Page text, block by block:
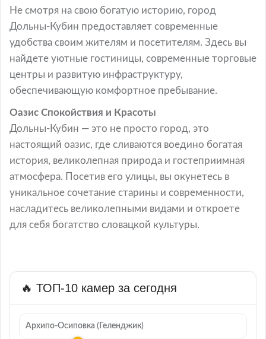
Не смотря на свою богатую историю, город
Дольны-Кубин предоставляет современные
удобства своим жителям и посетителям. Здесь вы
найдете уютные гостиницы, современные торговые
центры и развитую инфраструктуру,
обеспечивающую комфортное пребывание.
Оазис Спокойствия и Красоты
Дольны-Кубин — это не просто город, это
настоящий оазис, где сливаются воедино богатая
история, великолепная природа и гостеприимная
атмосфера. Посетив его улицы, вы окунетесь в
уникальное сочетание старины и современности,
насладитесь великолепными видами и откроете
для себя богатство словацкой культуры.
🔥 ТОП-10 камер за сегодня
Архипо-Осиповка (Геленджик)